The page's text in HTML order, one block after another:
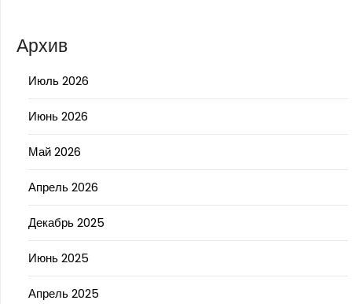
Архив
Июль 2026
Июнь 2026
Май 2026
Апрель 2026
Декабрь 2025
Июнь 2025
Апрель 2025